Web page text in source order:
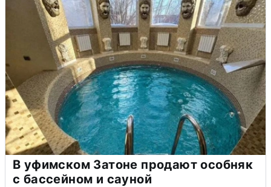
В уфимском Затоне продают особняк
с бассейном и сауной